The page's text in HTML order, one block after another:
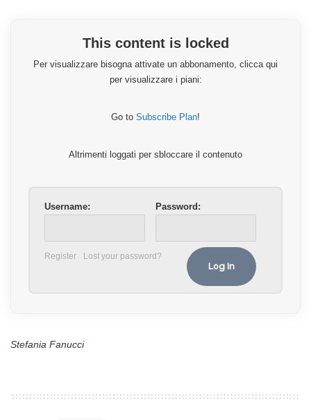
This content is locked
Per visualizzare bisogna attivate un abbonamento, clicca qui
per visualizzare i piani:
Go to Subscribe Plan!
Altrimenti loggati per sbloccare il contenuto
Username: Password:
Register Lost your password?
Stefania Fanucci